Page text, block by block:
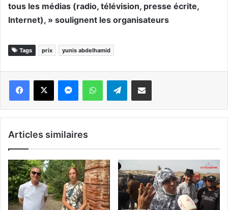
tous les médias (radio, télévision, presse écrite,
Internet), » soulignent les organisateurs
Tags prix yunis abdelhamid
WhatsApp Telegram
Articles similaires